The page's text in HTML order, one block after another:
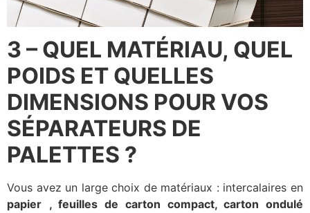
3 – QUEL MATÉRIAU, QUEL
POIDS ET QUELLES
DIMENSIONS POUR VOS
SÉPARATEURS DE
PALETTES ?
Vous avez un large choix de matériaux : intercalaires en
papier , feuilles de carton compact, carton ondulé